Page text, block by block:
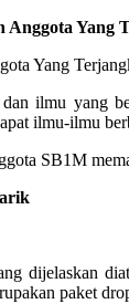
Anggota Yang
ilmu yang
ilmu-ilmu
SB1M
dijelaskan
paket